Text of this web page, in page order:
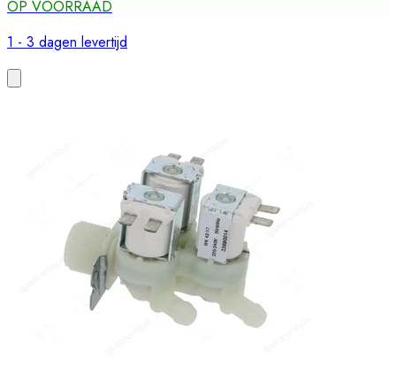
OP VOORRAAD
1 - 3 dagen levertijd